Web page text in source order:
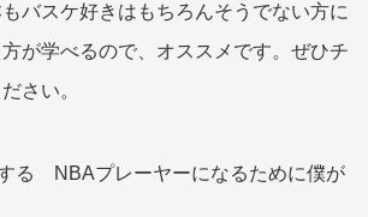
バスケ好きはもちろんそうでない方に
が学べるので、オススメです。ぜひチ
さい。
る NBAプレーヤーになるために僕が